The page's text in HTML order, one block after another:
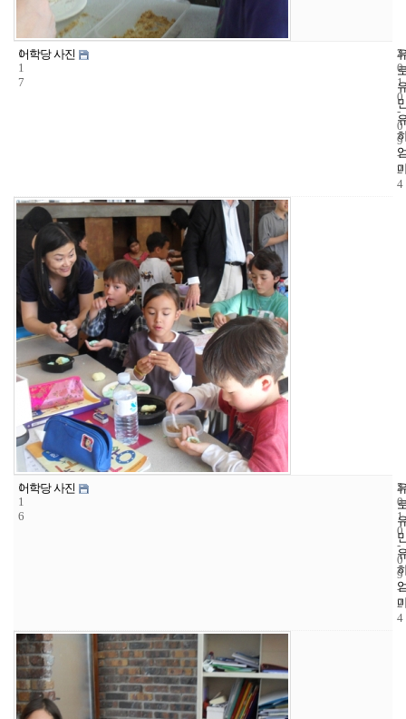
1
1
7
어학당 사진 3
2
0
1
0
-
0
9
-
2
4
1
1
6
어학당 사진 5
2
0
1
0
-
0
9
-
2
4